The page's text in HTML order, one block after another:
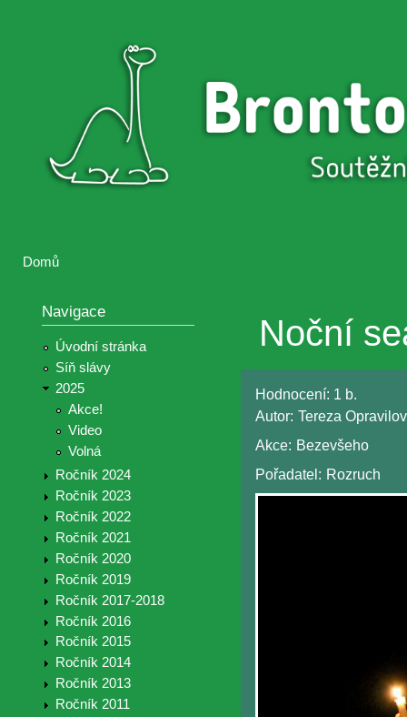
Brontosaurus
Brontosaurus
Domů
Navigace
Úvodní stránka
Síň slávy
2025
Akce!
Video
Volná
Ročník 2024
Ročník 2023
Ročník 2022
Ročník 2021
Ročník 2020
Ročník 2019
Ročník 2017-2018
Ročník 2016
Ročník 2015
Ročník 2014
Ročník 2013
Ročník 2011
Noční
Hodnocení: 1 b.
Autor: Tereza
Akce: Bezevšeho
Pořadatel: Rozruch